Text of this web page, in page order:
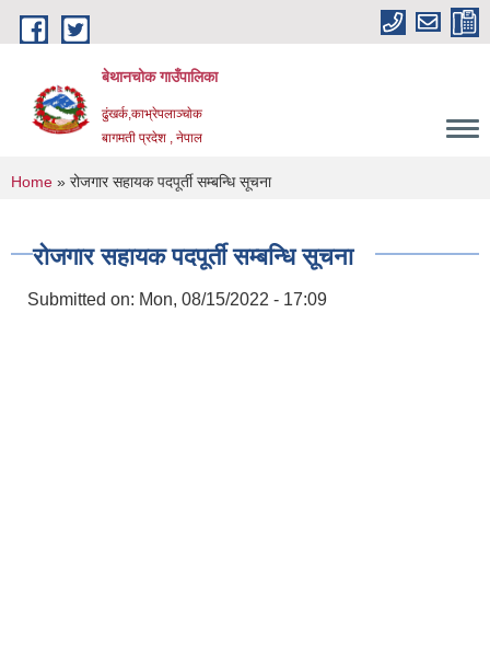
Skip to main content
बेथानचोक गाउँपालिका
ढुंखर्क,काभ्रेपलाञ्चाेक
बागमती प्रदेश , नेपाल
You are here
Home » रोजगार सहायक पदपूर्ती सम्बन्धि सूचना
रोजगार सहायक पदपूर्ती सम्बन्धि सूचना
Submitted on: Mon, 08/15/2022 - 17:09